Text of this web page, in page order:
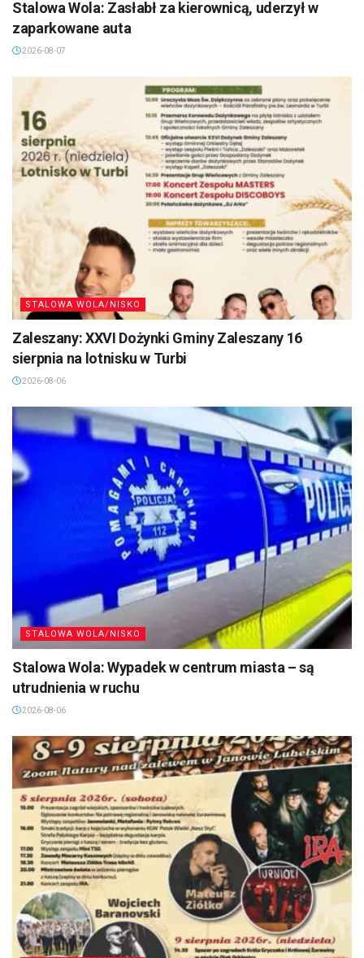
Stalowa Wola: Zasłabł za kierownicą, uderzył w
zaparkowane auta
2026-08-07
STALOWA WOLA/NISKO
Zaleszany: XXVI Dożynki Gminy Zaleszany 16
sierpnia na lotnisku w Turbi
2026-08-06
STALOWA WOLA/NISKO
Stalowa Wola: Wypadek w centrum miasta – są
utrudnienia w ruchu
2026-08-06